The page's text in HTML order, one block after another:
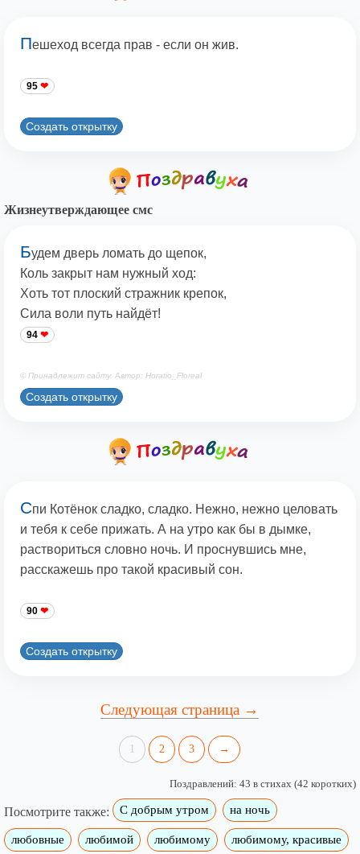
Пешеход всегда прав - если он жив.
95
Создать открытку
Жизнеутверждающее смс
Будем дверь ломать до щепок,
Коль закрыт нам нужный ход:
Хоть тот плоский стражник крепок,
Сила воли путь найдёт!
94
© Принадлежит сайту. Автор: Horatio_Floreal
Создать открытку
Спи Котёнок сладко, сладко. Нежно, нежно целовать
и тебя к себе прижать. А на утро как бы в дымке,
раствориться словно ночь. И проснувшись мне,
расскажешь про такой красивый сон.
90
Создать открытку
Следующая страница →
1 2 3 →
Поздравлений: 43 в стихах (42 коротких)
Посмотрите также: С добрым утром на ночь
любовные любимой любимому любимому, красивые